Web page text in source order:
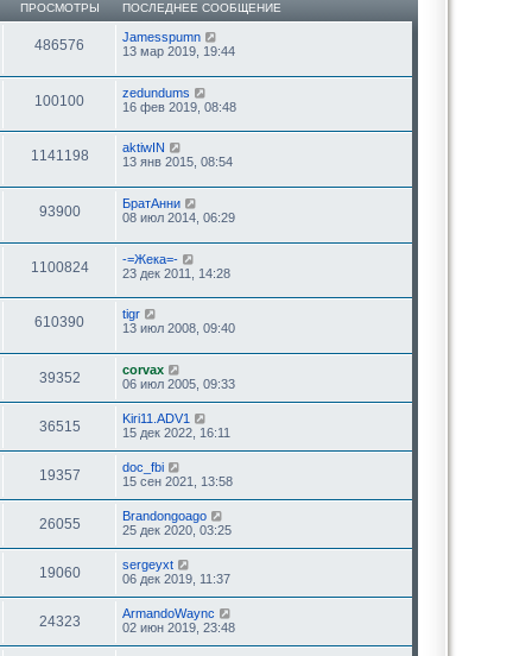
ПРОСМОТРЫ ПОСЛЕДНЕЕ СООБЩЕНИЕ
486576
Jamesspumn
13 мар 2019, 19:44
100100
zedundums
16 фев 2019, 08:48
1141198
aktiwIN
13 янв 2015, 08:54
93900
БратАнни
08 июл 2014, 06:29
1100824
-=Жека=-
23 дек 2011, 14:28
610390
tigr
13 июл 2008, 09:40
39352
corvax
06 июл 2005, 09:33
36515
Kiri11.ADV1
15 дек 2022, 16:11
19357
doc_fbi
15 сен 2021, 13:58
26055
Brandongoago
25 дек 2020, 03:25
19060
sergeyxt
06 дек 2019, 11:37
24323
ArmandoWaync
02 июн 2019, 23:48